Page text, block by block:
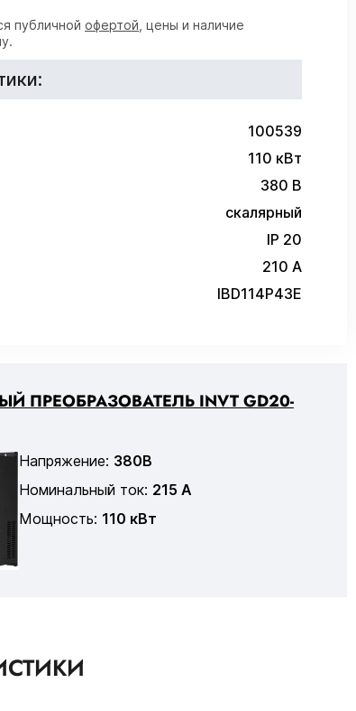
публичной офертой , цены и наличие
100539
110 кВт
380 В
скалярный
IP 20
210 А
IBD114P43E
ПРЕОБРАЗОВАТЕЛЬ INVT GD20-
Напряжение: 380В
Номинальный ток: 215 А
Мощность: 110 кВт